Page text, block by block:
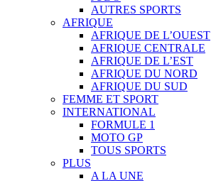
AUTRES SPORTS
AFRIQUE
AFRIQUE DE L’OUEST
AFRIQUE CENTRALE
AFRIQUE DE L’EST
AFRIQUE DU NORD
AFRIQUE DU SUD
FEMME ET SPORT
INTERNATIONAL
FORMULE 1
MOTO GP
TOUS SPORTS
PLUS
A LA UNE